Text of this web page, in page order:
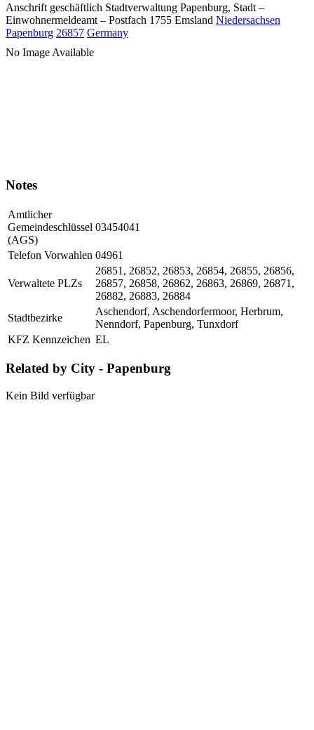
Anschrift geschäftlich Stadtverwaltung Papenburg, Stadt –
Einwohnermeldeamt – Postfach 1755 Emsland Niedersachsen
Papenburg 26857 Germany
No Image Available
Notes
Amtlicher
Gemeindeschlüssel
(AGS)
03454041
Telefon Vorwahlen 04961
Verwaltete PLZs
26851, 26852, 26853, 26854, 26855, 26856,
26857, 26858, 26862, 26863, 26869, 26871,
26882, 26883, 26884
Stadtbezirke
Aschendorf, Aschendorfermoor, Herbrum,
Nenndorf, Papenburg, Tunxdorf
KFZ Kennzeichen EL
Related by City - Papenburg
Kein Bild verfügbar